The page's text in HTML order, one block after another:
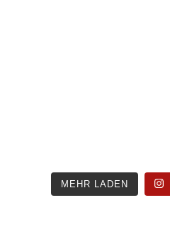
MEHR LADEN